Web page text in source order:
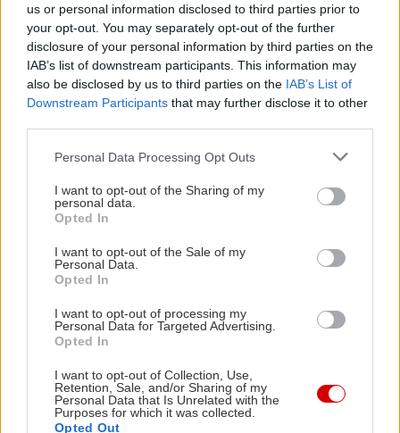
us or personal information disclosed to third parties prior to
your opt-out. You may separately opt-out of the further
disclosure of your personal information by third parties on the
IAB’s list of downstream participants. This information may
also be disclosed by us to third parties on the IAB’s List of
Downstream Participants that may further disclose it to other
Please note that this website/app uses one or more Google
not limited to your visit or usage behaviour. You may click to
grant or deny consent to Google and its third-party tags to
use your data for below specified purposes in below Google
consent section.
Personal Data Processing Opt Outs
I want to opt-out of the Sharing of my
personal data.
Opted In
I want to opt-out of the Sale of my
Personal Data.
Opted In
I want to opt-out of processing my
Personal Data for Targeted Advertising.
Opted In
I want to opt-out of Collection, Use,
Retention, Sale, and/or Sharing of my
Personal Data that Is Unrelated with the
Purposes for which it was collected.
Opted Out
περπατήσετε την φαντασμαγορική διαδρομή του
Οδοντωτού, ή να επιβιβαστείτε στο τραινάκι για
να την απολαύσετε καθιστοί.
Στο Καρπενήσι…